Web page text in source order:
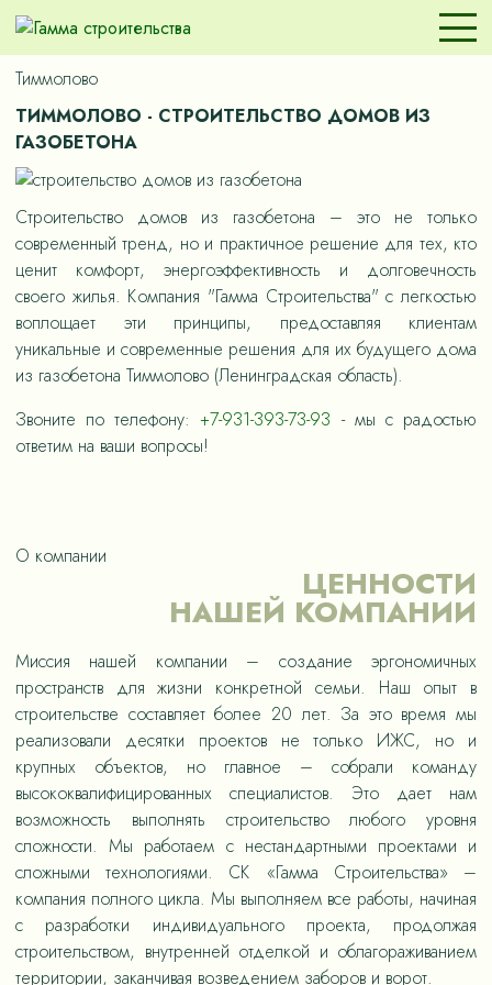
Тиммолово
ТИММОЛОВО - СТРОИТЕЛЬСТВО ДОМОВ ИЗ
ГАЗОБЕТОНА
Строительство домов из газобетона – это не только
современный тренд, но и практичное решение для тех, кто
ценит комфорт, энергоэффективность и долговечность
своего жилья. Компания "Гамма Строительства" с легкостью
воплощает эти принципы, предоставляя клиентам
уникальные и современные решения для их будущего дома
из газобетона Тиммолово (Ленинградская область).
Звоните по телефону:+7-931-393-73-93 - мы с радостью
ответим на ваши вопросы!
О компании
ЦЕННОСТИ
НАШЕЙ КОМПАНИИ
Миссия нашей компании – создание эргономичных
пространств для жизни конкретной семьи. Наш опыт в
строительстве составляет более 20 лет. За это время мы
реализовали десятки проектов не только ИЖС, но и
крупных объектов, но главное – собрали команду
высококвалифицированных специалистов. Это дает нам
возможность выполнять строительство любого уровня
сложности. Мы работаем с нестандартными проектами и
сложными технологиями. СК «Гамма Строительства» –
компания полного цикла. Мы выполняем все работы, начиная
с разработки индивидуального проекта, продолжая
строительством, внутренней отделкой и облагораживанием
территории, заканчивая возведением заборов и ворот.